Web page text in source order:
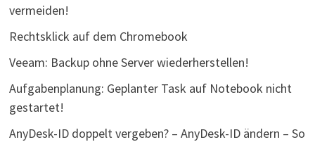
vermeiden!
Rechtsklick auf dem Chromebook
Veeam: Backup ohne Server wiederherstellen!
Aufgabenplanung: Geplanter Task auf Notebook nicht
gestartet!
AnyDesk-ID doppelt vergeben? – AnyDesk-ID ändern – So